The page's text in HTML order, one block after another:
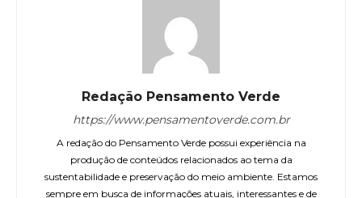
Redação Pensamento Verde
https://www.pensamentoverde.com.br
A redação do Pensamento Verde possui experiência na
produção de conteúdos relacionados ao tema da
sustentabilidade e preservação do meio ambiente. Estamos
sempre em busca de informações atuais, interessantes e de